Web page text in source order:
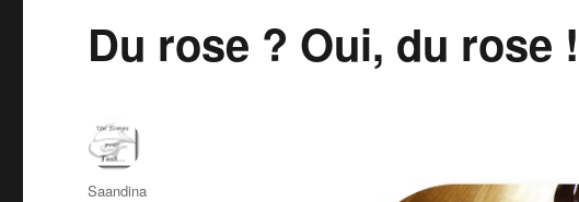
Du rose ? Oui, du rose !
Auteur
Saandina